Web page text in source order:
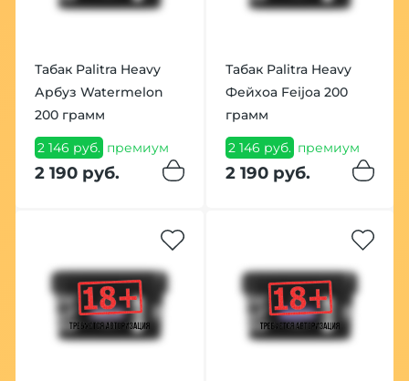
Табак Palitra Heavy
Арбуз Watermelon
200 грамм
2 146 руб. премиум
2 190 руб.
Табак Palitra Heavy
Фейхоа Feijoa 200
грамм
2 146 руб. премиум
2 190 руб.